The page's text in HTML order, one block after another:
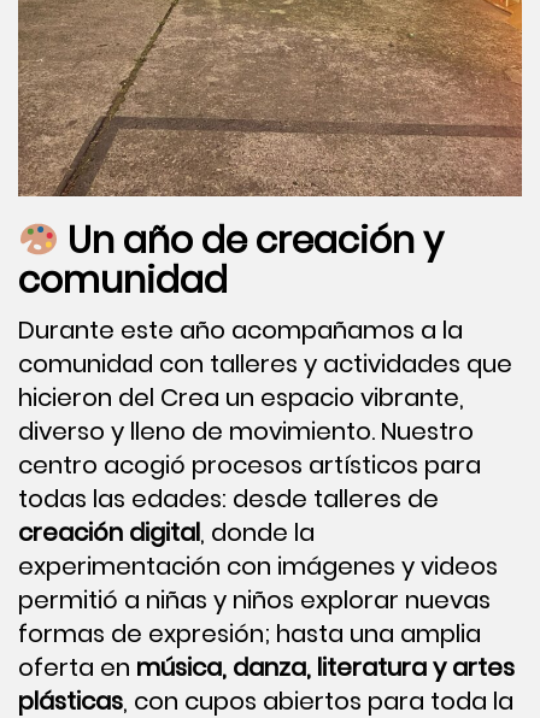
Un año de creación y
comunidad
Durante este año acompañamos a la
comunidad con talleres y actividades que
hicieron del Crea un espacio vibrante,
diverso y lleno de movimiento. Nuestro
centro acogió procesos artísticos para
todas las edades: desde talleres de
creación digital, donde la
experimentación con imágenes y videos
permitió a niñas y niños explorar nuevas
formas de expresión; hasta una amplia
oferta en música, danza, literatura y artes
plásticas, con cupos abiertos para toda la